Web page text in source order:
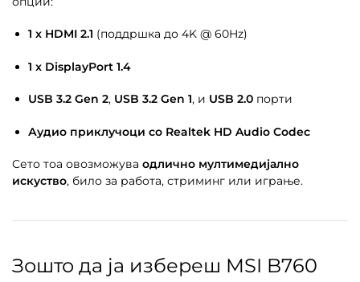
1 x HDMI 2.1 (поддршка до 4K @ 60Hz)
1 x DisplayPort 1.4
USB 3.2 Gen 2, USB 3.2 Gen 1, и USB 2.0 порти
Аудио приклучоци со Realtek HD Audio Codec
Сето тоа овозможува одлично мултимедијално
искуство, било за работа, стриминг или играње.
Зошто да ја избереш MSI B760